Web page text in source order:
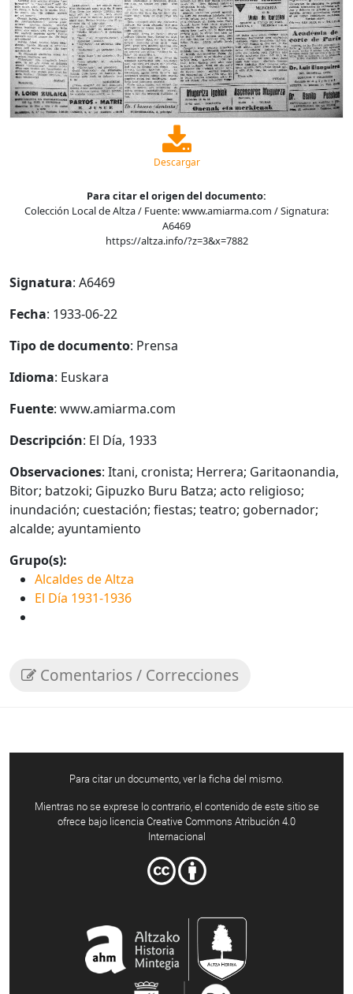
Descargar
Para citar el origen del documento:
Colección Local de Altza / Fuente: www.amiarma.com / Signatura:
A6469
https://altza.info/?z=3&x=7882
Signatura: A6469
Fecha: 1933-06-22
Tipo de documento: Prensa
Idioma: Euskara
Fuente: www.amiarma.com
Descripción: El Día, 1933
Observaciones: Itani, cronista; Herrera; Garitaonandia,
Bitor; batzoki; Gipuzko Buru Batza; acto religioso;
inundación; cuestación; fiestas; teatro; gobernador;
alcalde; ayuntamiento
Grupo(s):
Alcaldes de Altza
El Día 1931-1936
Comentarios / Correcciones
Para citar un documento, ver la ficha del mismo.
Mientras no se exprese lo contrario, el contenido de este sitio se
ofrece bajo licencia Creative Commons Atribución 4.0
Internacional